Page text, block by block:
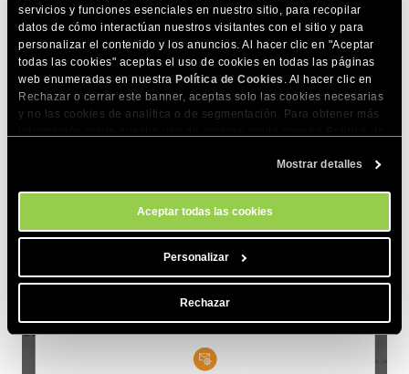
servicios y funciones esenciales en nuestro sitio, para recopilar
datos de cómo interactúan nuestros visitantes con el sitio y para
personalizar el contenido y los anuncios. Al hacer clic en "Aceptar
todas las cookies" aceptas el uso de cookies en todas las páginas
web enumeradas en nuestra Política de Cookies . Al hacer clic en
Rechazar o cerrar este banner, aceptas solo las cookies necesarias
y no las cookies de analítica o de segmentación. Para obtener más
momento a través de la herramienta Configuración de Cookies de
Mostrar detalles
Aceptar todas las cookies
Personalizar
Rechazar
Si eliges la configuración manual, nuestro sistema mostrará
los datos del servidor de email que necesitas usar para
realizar la configuración por ti mismo.